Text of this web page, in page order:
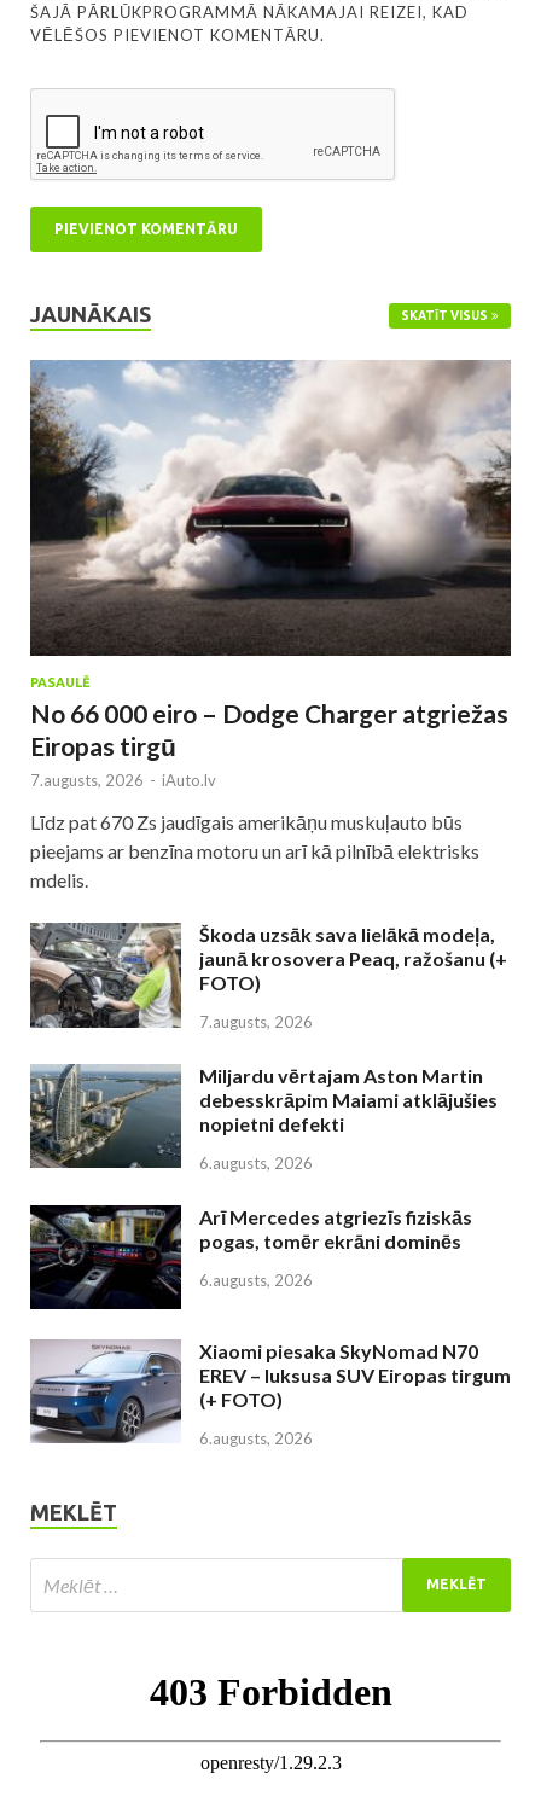
ŠAJĀ PĀRLŪKPROGRAMMĀ NĀKAMAJAI REIZEI, KAD
VĒLĒŠOS PIEVIENOT KOMENTĀRU.
JAUNĀKAIS SKATĪT VISUS
PASAULĒ
No 66 000 eiro – Dodge Charger atgriežas
Eiropas tirgū
7.augusts, 2026 - iAuto.lv
Līdz pat 670 Zs jaudīgais amerikāņu muskuļauto būs
pieejams ar benzīna motoru un arī kā pilnībā elektrisks
mdelis.
Škoda uzsāk sava lielākā modeļa,
jaunā krosovera Peaq, ražošanu (+
FOTO)
7.augusts, 2026
Miljardu vērtajam Aston Martin
debesskrāpim Maiami atklājušies
nopietni defekti
6.augusts, 2026
Arī Mercedes atgriezīs fiziskās
pogas, tomēr ekrāni dominēs
6.augusts, 2026
Xiaomi piesaka SkyNomad N70
EREV – luksusa SUV Eiropas tirgum
(+ FOTO)
6.augusts, 2026
MEKLĒT